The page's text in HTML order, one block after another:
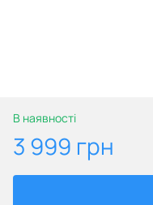
В наявності
3 999 грн